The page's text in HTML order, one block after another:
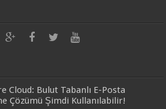
Cloud: Bulut Tabanlı E-Posta
Çözümü Şimdi Kullanılabilir!